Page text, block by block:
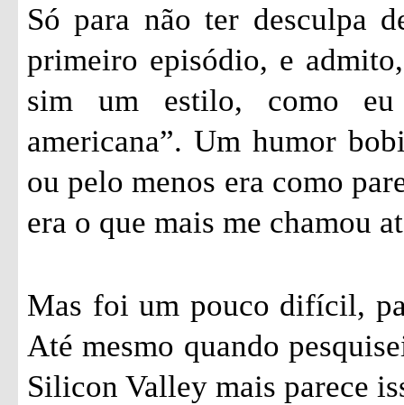
Só para não ter desculpa
primeiro episódio, e
sim um estilo, como eu
americana”. Um humor
ou pelo menos era como
era o que mais me chamou
Mas foi um pouco difícil,
Até mesmo quando
Silicon Valley mais parece